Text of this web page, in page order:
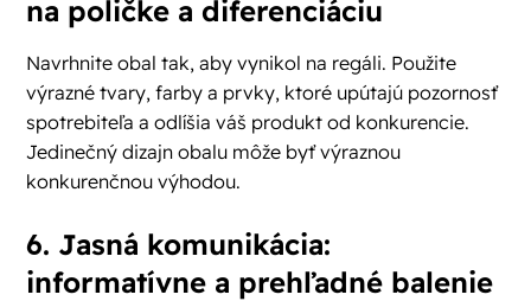
na poličke a diferenciáciu
Navrhnite obal tak, aby vynikol na regáli. Použite
výrazné tvary, farby a prvky, ktoré upútajú pozornosť
spotrebiteľa a odlíšia váš produkt od konkurencie.
Jedinečný dizajn obalu môže byť výraznou
konkurenčnou výhodou.
6. Jasná komunikácia:
informatívne a prehľadné balenie